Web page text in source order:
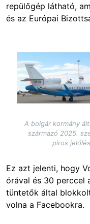
repülőgép látható,
és az Európai
A bolgár kormány
származó 2025.
piros
Ez azt jelenti, hogy
órával és 30 perccel
tüntetők által
volna a Facebookra.